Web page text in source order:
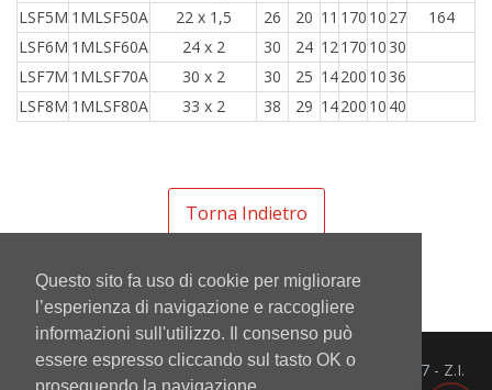
Questo sito fa uso di cookie per migliorare
l’esperienza di navigazione e raccogliere
informazioni sull'utilizzo. Il consenso può
essere espresso cliccando sul tasto OK o
proseguendo la navigazione.
LSF5M 1MLSF50A 22 x 1,5 26 20 11 170 10 27
164
LSF6M 1MLSF60A 24 x 2 30 24 12170 10 30
LSF7M 1MLSF70A 30 x 2 30 25 14200 10 36
LSF8M 1MLSF80A 33 x 2 38 29 14200 10 40
Torna Indietro
Mintor Srl - Via del Lavoro 3/5/7 - Z.I.